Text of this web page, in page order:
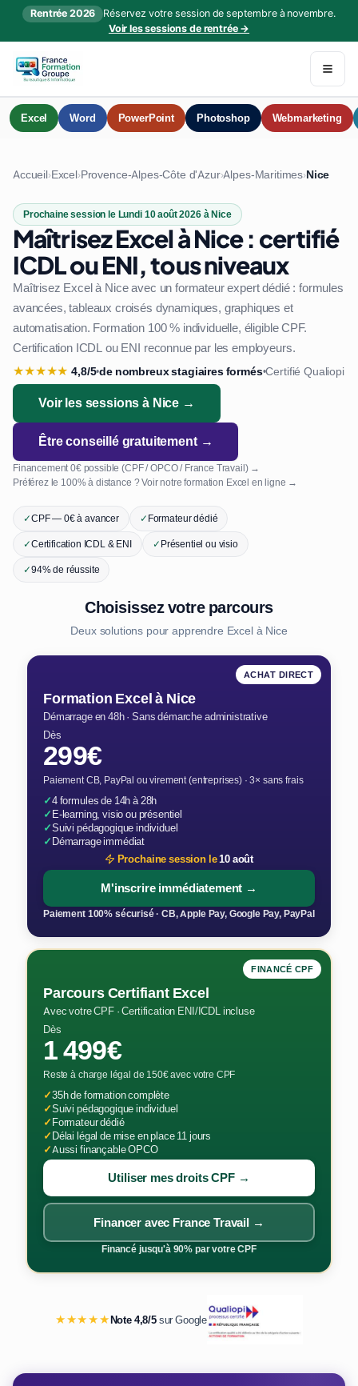
Rentrée 2026
Réservez votre session de septembre à novembre.
Voir les sessions de rentrée →
Excel Word PowerPoint Photoshop Webmarketing
Accueil›Excel›Provence-Alpes-Côte d'Azur›Alpes-Maritimes›Nice
Prochaine session le Lundi 10 août 2026 à Nice
Maîtrisez Excel à Nice : certifié
ICDL ou ENI, tous niveaux
Maîtrisez Excel à Nice avec un formateur expert dédié : formules
avancées, tableaux croisés dynamiques, graphiques et
automatisation. Formation 100 % individuelle, éligible CPF.
Certification ICDL ou ENI reconnue par les employeurs.
★★★★★ 4,8/5•de nombreux stagiaires formés•Certifié Qualiopi
Voir les sessions à Nice →
Être conseillé gratuitement →
Financement 0€ possible (CPF / OPCO / France Travail) →
Préférez le 100% à distance ? Voir notre formation Excel en ligne →
✓CPF — 0€ à avancer ✓Formateur dédié
✓Certification ICDL & ENI ✓Présentiel ou visio
✓94% de réussite
Choisissez votre parcours
Deux solutions pour apprendre Excel à Nice
ACHAT DIRECT
Formation Excel à Nice
Démarrage en 48h · Sans démarche administrative
Dès
299€
Paiement CB, PayPal ou virement (entreprises) · 3× sans frais
✓4 formules de 14h à 28h
✓E-learning, visio ou présentiel
✓Suivi pédagogique individuel
✓Démarrage immédiat
Prochaine session le10 août
M'inscrire immédiatement →
Paiement 100% sécurisé · CB, Apple Pay, Google Pay, PayPal
FINANCÉ CPF
Parcours Certifiant Excel
Avec votre CPF · Certification ENI/ICDL incluse
Dès
1 499€
Reste à charge légal de 150€ avec votre CPF
✓35h de formation complète
✓Suivi pédagogique individuel
✓Formateur dédié
✓Délai légal de mise en place 11 jours
✓Aussi finançable OPCO
Utiliser mes droits CPF →
Financer avec France Travail →
Financé jusqu'à 90% par votre CPF
★★★★★Note 4,8/5sur Google